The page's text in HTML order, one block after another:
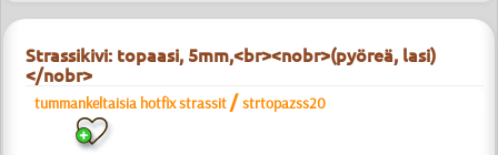
Strassikivi: topaasi, 5mm,<br><nobr>(pyöreä, lasi)
</nobr>
tummankeltaisia hotfix strassit /strtopazss20